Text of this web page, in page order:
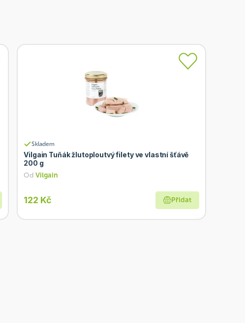
Skladem
Vilgain Tuňák žlutoploutvý filety ve vlastní šťávě
200 g
OdVilgain
122 Kč Přidat